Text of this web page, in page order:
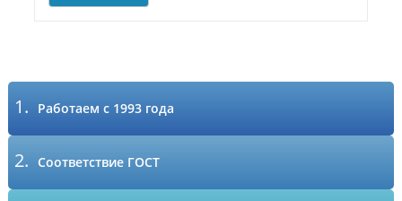
1. Работаем с 1993 года
2. Соответствие ГОСТ